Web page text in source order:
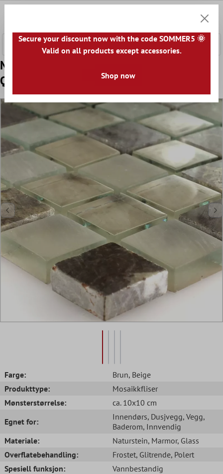
Mønster fra Mosaikkfliser Glass Marmor
Quebeck Brun
Farge: Brun, Beige
Produkttype:
Mosaikkfliser
Mønsterstørrelse:
ca. 10x10 cm
Egnet for:
Innendørs, Dusjvegg, Vegg,
Baderom, Innvendig
Materiale:
Naturstein, Marmor, Glass
Overflatebehandling:
Frostet, Glitrende, Polert
Spesiell funksjon:
Vannbestandig
Secure your discount now with the code SOMMER5 🌞
Valid on all products except accessories.
Shop now